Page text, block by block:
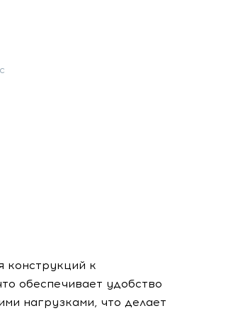
конструкций к
обеспечивает удобство
нагрузками, что делает